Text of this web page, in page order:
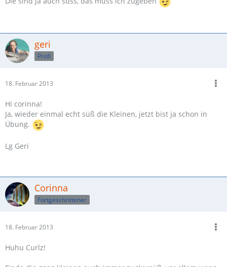
geri
Profi
18. Februar 2013
Hi corinna!
Ja, wieder einmal echt süß die Kleinen, jetzt bist ja schon in
Übung.
Lg Geri
Corinna
Fortgeschrittener
18. Februar 2013
Huhu Curlz!